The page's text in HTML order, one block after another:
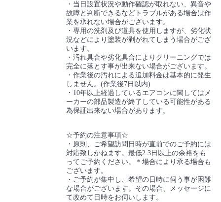
・当日設置状況や動作確認が取れない、異音や
故障と判断できるなどトラブルがある場合は作
業を承れない場合がございます。
・専用の洗剤及び道具を使用しますが、劣化状
況などにより塗装が剥がれてしまう場合がござ
います。
・汚れ具合や劣化具合によりクリーニングでは
完全に落とす事が出来ない場合がございます。
・作業後の汚れによる追加料金は基本的に発生
しません。(作業後7日以内)
・10年以上経過しているエアコンに関してはメ
ーカーの部品製造が終了している可能性がある
為保証出来ない場合があります。
☆予約の注意事項☆
・原則、ご希望訪問日時が直前でのご予約には
対応致しかねます。最低2.3日以上の余裕をも
ってご予約ください。＊場合により承る場合も
ございます。
・ご予約が集中し、希望の日時に伺う事が困難
な場合がございます。その場合、メッセージに
て改めて日時をお伺いします。